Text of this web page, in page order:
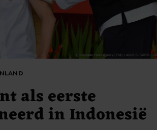
als eerste
in Indonesië